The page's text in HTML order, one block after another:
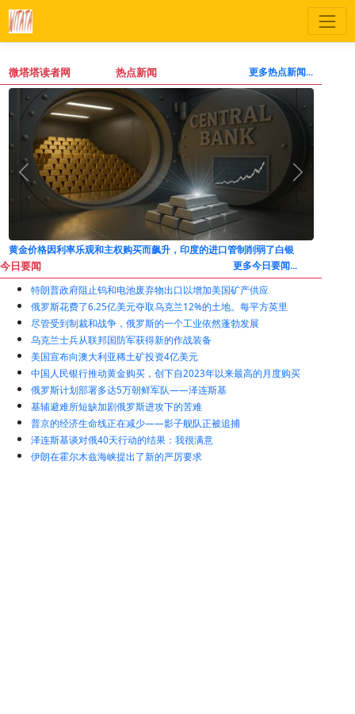
微塔塔读者网 热点新闻 更多热点新闻...
银
俄罗斯被迫放弃对中东关键基地的控制权
今日要闻 更多今日要闻...
特朗普政府阻止钨和电池废弃物出口以增加美国矿产供应
俄罗斯花费了6.25亿美元夺取乌克兰12%的土地。每平方英里
尽管受到制裁和战争，俄罗斯的一个工业依然蓬勃发展
乌克兰士兵从联邦国防军获得新的作战装备
美国宣布向澳大利亚稀土矿投资4亿美元
中国人民银行推动黄金购买，创下自2023年以来最高的月度购买
俄罗斯计划部署多达5万朝鲜军队——泽连斯基
基辅避难所短缺加剧俄罗斯进攻下的苦难
普京的经济生命线正在减少——影子舰队正被追捕
泽连斯基谈对俄40天行动的结果：我很满意
伊朗在霍尔木兹海峡提出了新的严厉要求